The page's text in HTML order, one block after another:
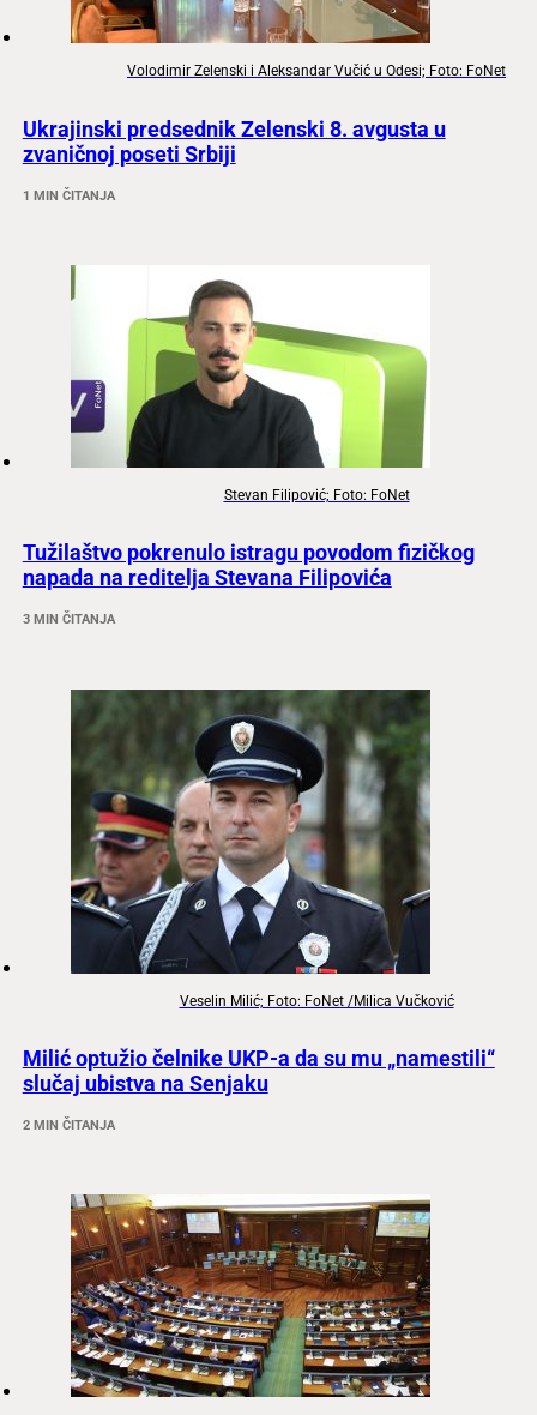
Volodimir Zelenski i Aleksandar Vučić u Odesi; Foto: FoNet
Ukrajinski predsednik Zelenski 8. avgusta u
zvaničnoj poseti Srbiji
1 MIN ČITANJA
Stevan Filipović; Foto: FoNet
Tužilaštvo pokrenulo istragu povodom fizičkog
napada na reditelja Stevana Filipovića
3 MIN ČITANJA
Veselin Milić; Foto: FoNet /Milica Vučković
Milić optužio čelnike UKP-a da su mu „namestili“
slučaj ubistva na Senjaku
2 MIN ČITANJA